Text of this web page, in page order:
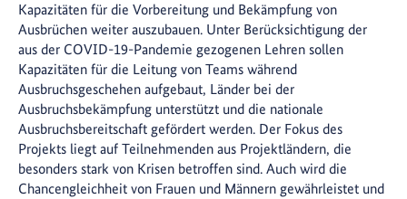
Kapazitäten für die Vorbereitung und Bekämpfung von
Ausbrüchen weiter auszubauen. Unter Berücksichtigung der
aus der COVID-19-Pandemie gezogenen Lehren sollen
Kapazitäten für die Leitung von Teams während
Ausbruchsgeschehen aufgebaut, Länder bei der
Ausbruchsbekämpfung unterstützt und die nationale
Ausbruchsbereitschaft gefördert werden. Der Fokus des
Projekts liegt auf Teilnehmenden aus Projektländern, die
besonders stark von Krisen betroffen sind. Auch wird die
Chancengleichheit von Frauen und Männern gewährleistet und